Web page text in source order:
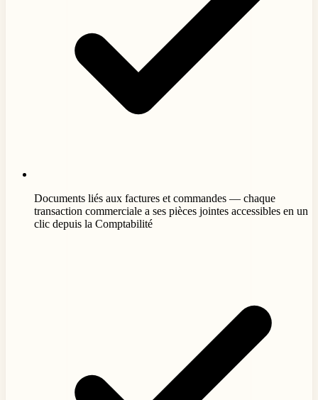
Documents liés aux factures et commandes — chaque
transaction commerciale a ses pièces jointes accessibles en un
clic depuis la Comptabilité